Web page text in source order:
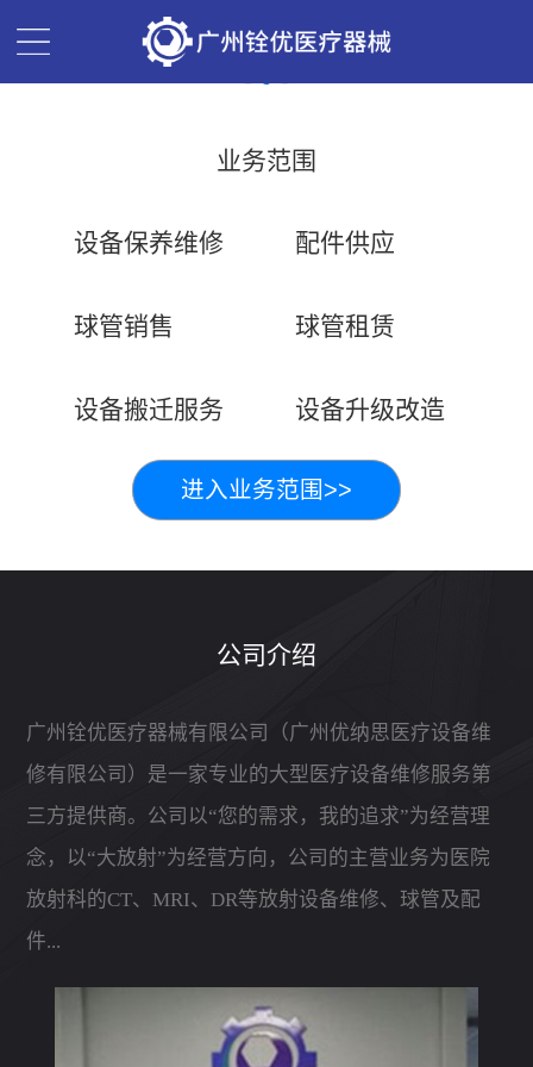
业务范围
设备保养维修 配件供应
球管销售 球管租赁
设备搬迁服务 设备升级改造
进入业务范围>>
公司介绍
广州铨优医疗器械有限公司（广州优纳思医疗设备维
修有限公司）是一家专业的大型医疗设备维修服务第
三方提供商。公司以“您的需求，我的追求”为经营理
念，以“大放射”为经营方向，公司的主营业务为医院
放射科的CT、MRI、DR等放射设备维修、球管及配
件...